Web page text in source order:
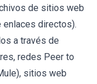
de sitios web
enlaces directos).
a través de
redes Peer to
sitios web